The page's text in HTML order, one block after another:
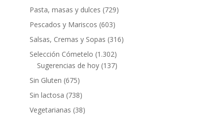
Pasta, masas y dulces (729)
Pescados y Mariscos (603)
Salsas, Cremas y Sopas (316)
Selección Cómetelo (1.302)
Sugerencias de hoy(137)
Sin Gluten (675)
Sin lactosa (738)
Vegetarianas (38)